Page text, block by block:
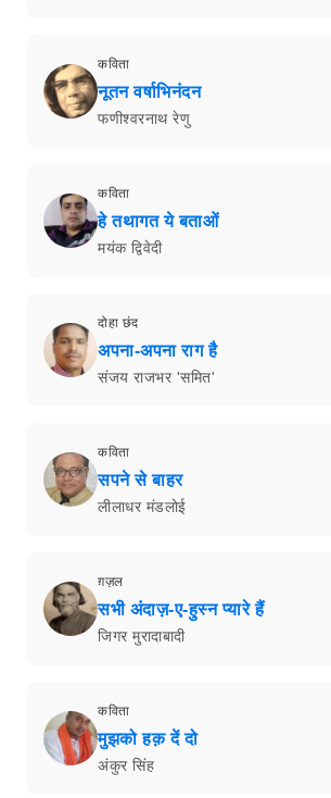
कविता
नूतन वर्षाभिनंदन
फणीश्वरनाथ रेणु
कविता
हे तथागत ये बताओं
मयंक द्विवेदी
दोहा छंद
अपना-अपना राग है
संजय राजभर 'समित'
कविता
सपने से बाहर
लीलाधर मंडलोई
ग़ज़ल
सभी अंदाज़-ए-हुस्न प्यारे हैं
जिगर मुरादाबादी
कविता
मुझको हक़ दें दो
अंकुर सिंह